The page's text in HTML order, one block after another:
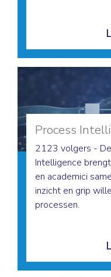
Process
2123 volgers -
Intelligence
en academici
inzicht en grip
processen.